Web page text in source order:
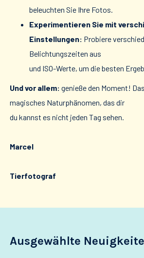
beleuchten Sie Ihre Fotos.
Experimentieren Sie mit
Einstellungen: Probiere
Belichtungszeiten aus
und ISO-Werte, um die besten
Und vor allem: genieße den Moment!
magisches Naturphänomen, das dir
du kannst es nicht jeden Tag sehen.
Marcel
Tierfotograf
Ausgewählte